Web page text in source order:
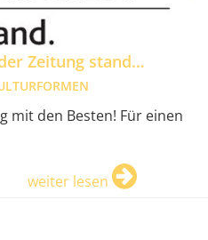
Zeitung stand…
mit den Besten! Für einen
weiter lesen